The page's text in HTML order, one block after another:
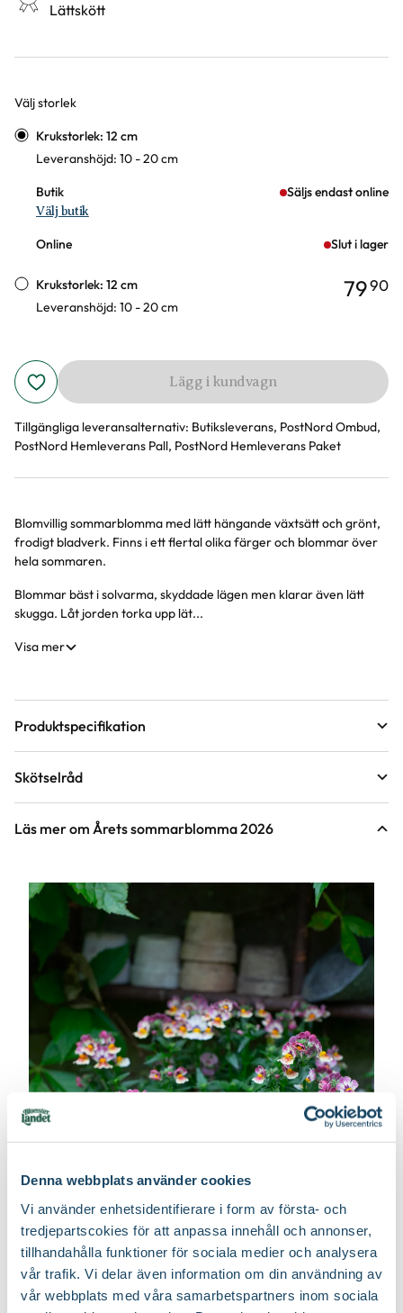
Denna webbplats använder cookies
Vi använder enhetsidentifierare i form av första- och
tredjepartscokies för att anpassa innehåll och annonser,
tillhandahålla funktioner för sociala medier och analysera
vår trafik. Vi delar även information om din användning av
vår webbplats med våra samarbetspartners inom sociala
Lättskött
Välj storlek
Varianter
Krukstorlek: 12 cm
Leveranshöjd: 10 - 20 cm
Butik Säljs endast online
Välj butik
Online Slut i lager
Krukstorlek: 12 cm
Leveranshöjd: 10 - 20 cm
7990
Lägg i kundvagn
Tillgängliga leveransalternativ: Butiksleverans, PostNord Ombud,
PostNord Hemleverans Pall, PostNord Hemleverans Paket
Produktinformation
Blomvillig sommarblomma med lätt hängande växtsätt och grönt,
frodigt bladverk. Finns i ett flertal olika färger och blommar över
hela sommaren.
Blommar bäst i solvarma, skyddade lägen men klarar även lätt
skugga. Låt jorden torka upp lät...
Visa mer
Produktspecifikation
Krukstorlek
10 - 20 cm Hur vi mäter leveranshöjd på växter
Bladfärg Grön
Utmärkande egenskaper Lång blomningstid, Lättskött
Odlare Alverbäcks
Ursprung Sydafrika
Art nr 18846
Skötselråd
Läge Sol till halvskugga
Näring Långtidsverkande näring
Jordprodukter Yrkesodlarjord
Läs mer om Årets sommarblomma 2026